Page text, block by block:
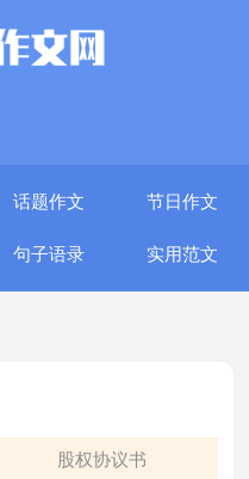
话题作文 节日作文
句子语录 实用范文
股权协议书